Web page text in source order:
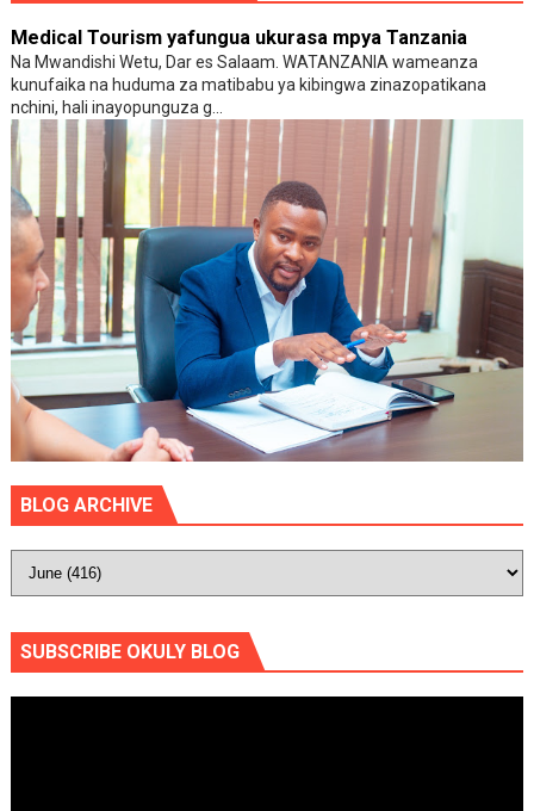
Medical Tourism yafungua ukurasa mpya Tanzania
Na Mwandishi Wetu, Dar es Salaam. WATANZANIA wameanza
kunufaika na huduma za matibabu ya kibingwa zinazopatikana
nchini, hali inayopunguza g...
BLOG ARCHIVE
SUBSCRIBE OKULY BLOG